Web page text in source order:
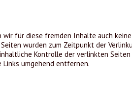
für diese fremden Inhalte auch keine
wurden zum Zeitpunkt der
Kontrolle der verlinkten
umgehend entfernen.